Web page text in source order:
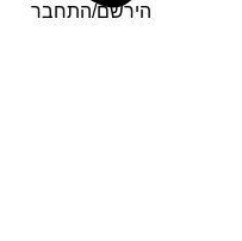
הירשם/התחבר